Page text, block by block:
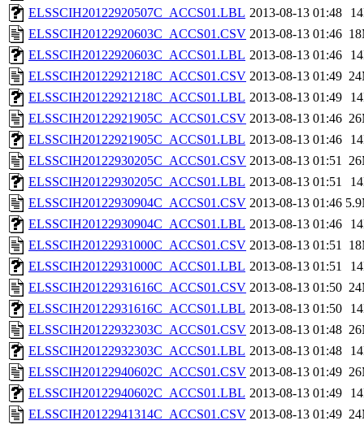
ELSSCIH20122920507C_ACCS01.LBL 2013-08-13 01:48
ELSSCIH20122920603C_ACCS01.CSV 2013-08-13 01:46
ELSSCIH20122920603C_ACCS01.LBL 2013-08-13 01:46
ELSSCIH20122921218C_ACCS01.CSV 2013-08-13 01:49
ELSSCIH20122921218C_ACCS01.LBL 2013-08-13 01:49
ELSSCIH20122921905C_ACCS01.CSV 2013-08-13 01:46
ELSSCIH20122921905C_ACCS01.LBL 2013-08-13 01:46
ELSSCIH20122930205C_ACCS01.CSV 2013-08-13 01:51
ELSSCIH20122930205C_ACCS01.LBL 2013-08-13 01:51
ELSSCIH20122930904C_ACCS01.CSV 2013-08-13 01:46
ELSSCIH20122930904C_ACCS01.LBL 2013-08-13 01:46
ELSSCIH20122931000C_ACCS01.CSV 2013-08-13 01:51
ELSSCIH20122931000C_ACCS01.LBL 2013-08-13 01:51
ELSSCIH20122931616C_ACCS01.CSV 2013-08-13 01:50
ELSSCIH20122931616C_ACCS01.LBL 2013-08-13 01:50
ELSSCIH20122932303C_ACCS01.CSV 2013-08-13 01:48
ELSSCIH20122932303C_ACCS01.LBL 2013-08-13 01:48
ELSSCIH20122940602C_ACCS01.CSV 2013-08-13 01:49
ELSSCIH20122940602C_ACCS01.LBL 2013-08-13 01:49
ELSSCIH20122941314C_ACCS01.CSV 2013-08-13 01:49